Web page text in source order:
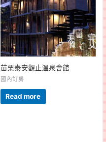
苗栗泰安觀止溫泉會館
國內訂房
Read more